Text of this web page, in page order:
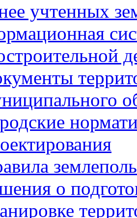
учтенных
о